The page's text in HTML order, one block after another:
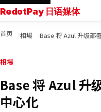
RedotPay 日语媒体
RedotPay指南
学习
首页 相場 Base 将 Azul 升级部
相場
Base 将 Azul 升
中心化